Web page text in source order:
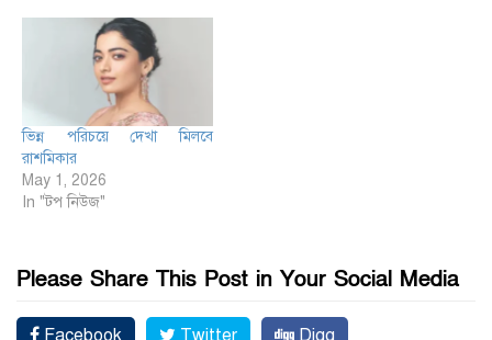
ভিন্ন পরিচয়ে দেখা মিলবে
রাশমিকার
May 1, 2026
In "টপ নিউজ"
Please Share This Post in Your Social Media